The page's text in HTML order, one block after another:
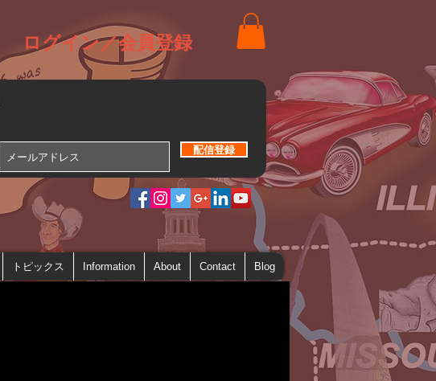
ログイン／会員登録
配信登録
トピックス Information About Contact Blog